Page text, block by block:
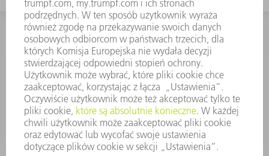
KONTAKT
Dział Części Zamiennych i Narzędzi
48225753936
8.00 - 17.00
czesci.zamienne@trumpf.com